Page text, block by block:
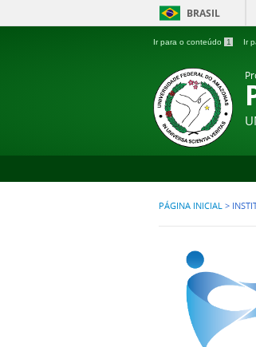
BRASIL
Ir para o conteúdo 1 Ir
PÁGINA INICIAL >